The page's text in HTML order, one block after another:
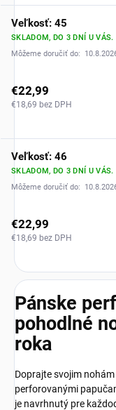
Veľkosť: 45
SKLADOM, DO 3 DNÍ U VÁS.
Môžeme doručiť do:
€22,99
€18,69 bez DPH
Veľkosť: 46
SKLADOM, DO 3 DNÍ U VÁS.
Môžeme doručiť do:
€22,99
€18,69 bez DPH
Pánske
pohodlné
roka
Doprajte svojim
perforovanými
je navrhnutý pre